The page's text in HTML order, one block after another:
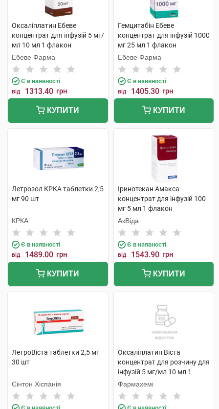
Оксаліплатин Ебеве
концентрат для інфузій 5 мг/
мл 10 мл 1 флакон
Ебеве Фарма
Є в наявності
від 1313.40 грн
КУПИТИ
Гемцитабін Ебеве
концентрат для інфузій 1000
мг 25 мл 1 флакон
Ебеве Фарма
Є в наявності
від 1405.30 грн
КУПИТИ
Летрозол КРКА таблетки 2,5
мг 90 шт
КРКА
Є в наявності
від 1489.00 грн
КУПИТИ
Іринотекан Амакса
концентрат для інфузій 100
мг 5 мл 1 флакон
АкВіда
Є в наявності
від 1543.90 грн
КУПИТИ
ЛетроВіста таблетки 2,5 мг
30 шт
Сінтон Хіспанія
Оксаліплатин Віста
концентрат для розчину для
інфузій 5 мг/мл 10 мл 1
флакон
Фармахемі